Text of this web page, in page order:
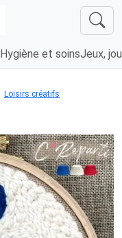
Hygiène et soinsJeux,
Loisirs créatifs